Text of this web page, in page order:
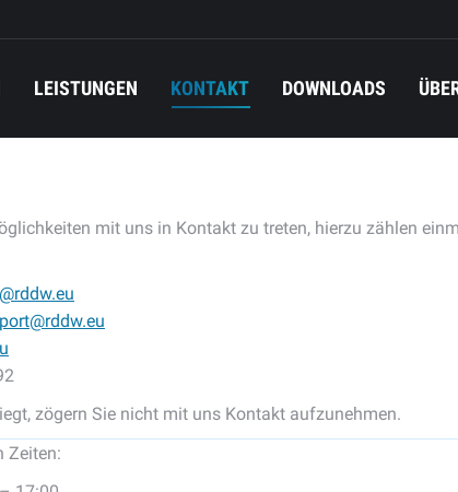
LEISTUNGEN KONTAKT DOWNLOADS
mit uns in Kontakt zu treten, hierzu zählen
zögern Sie nicht mit uns Kontakt aufzunehmen.
Zeiten: